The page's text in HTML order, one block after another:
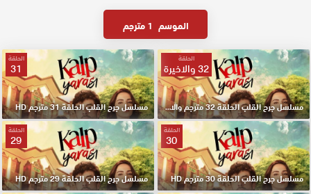
الموسم 1 مترجم
الحلقة
32 والاخيرة
مسلسل جرح القلب الحلقة 32 مترجم والاخيرة
الحلقة
31
مسلسل جرح القلب الحلقة 31 مترجم HD
الحلقة
30
مسلسل جرح القلب الحلقة 30 مترجم HD
الحلقة
29
مسلسل جرح القلب الحلقة 29 مترجم HD